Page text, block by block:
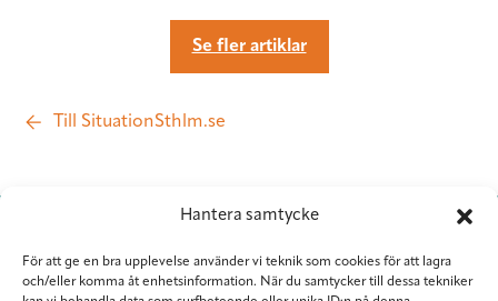
Hantera samtycke
För att ge en bra upplevelse använder vi teknik som cookies för att lagra
och/eller komma åt enhetsinformation. När du samtycker till dessa tekniker
Se fler artiklar
Till SituationSthlm.se